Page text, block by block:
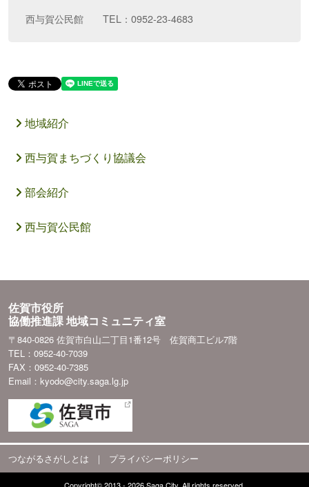
西与賀公民館 TEL：0952-23-4683
地域紹介
西与賀まちづくり協議会
部会紹介
西与賀公民館
佐賀市役所
協働推進課 地域コミュニティ室
〒840-0826 佐賀市白山二丁目1番12号 佐賀商工ビル7階
TEL：0952-40-7039
FAX：0952-40-7385
Email：kyodo@city.saga.lg.jp
つながるさがしとは ｜ プライバシーポリシー
Copyright© 2013 - 2026 Saga City. All rights reserved.